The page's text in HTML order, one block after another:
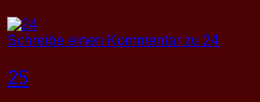
Schreibe einen Kommentar zu 24
25